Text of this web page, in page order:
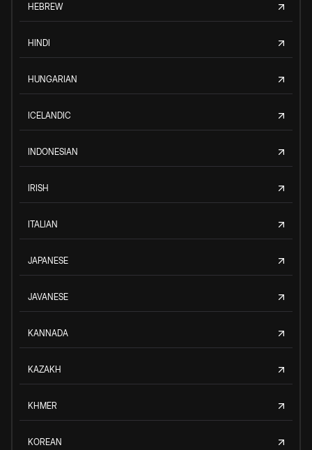
HEBREW
HINDI
HUNGARIAN
ICELANDIC
INDONESIAN
IRISH
ITALIAN
JAPANESE
JAVANESE
KANNADA
KAZAKH
KHMER
KOREAN